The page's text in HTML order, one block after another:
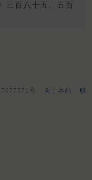
三百八十五、五百
号 关于本站
联